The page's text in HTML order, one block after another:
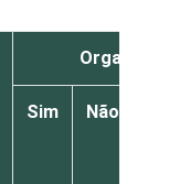
Sim Não